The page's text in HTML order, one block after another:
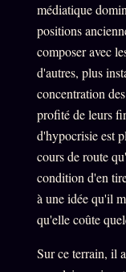
z/S
BRAINS
GENERIC
Archives
SMK
Gossip
Gossip
Prophétie
médiatique
positions
composer avec
d'autres, plus
concentration
profité de leurs
d'hypocrisie est
cours de route
condition d'en
à une idée qu'il
qu'elle coûte
Sur ce terrain, il